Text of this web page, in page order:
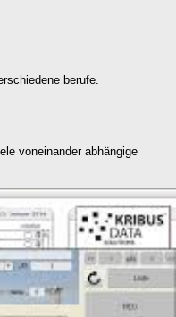
berufe.
voneinander abhängige